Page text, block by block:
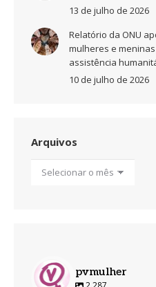
13 de julho de 2026
Relatório da ONU
mulheres e
assistência
10 de julho de 2026
Arquivos
pvmulher